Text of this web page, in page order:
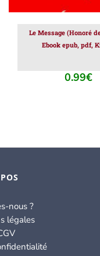
Le Message (Honoré
Ebook epub, pdf,
0.99€
nous ?
légales